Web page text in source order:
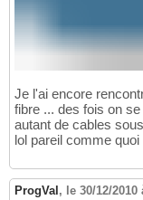
Je l'ai encore
fibre ... des fois on
autant de cables
lol pareil comme
ProgVal , le 30/12/2010